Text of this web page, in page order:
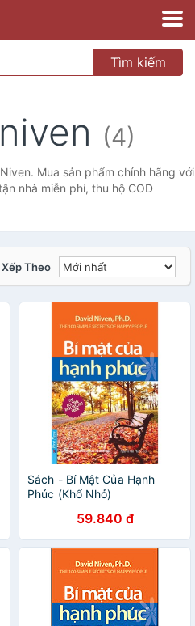
Tìm kiếm
(4)
Mua sản phẩm chính hãng với
nhà miễn phí, thu hộ COD
Xếp Theo
Sách - Bí Mật Của Hạnh
Phúc (Khổ Nhỏ)
59.840 đ